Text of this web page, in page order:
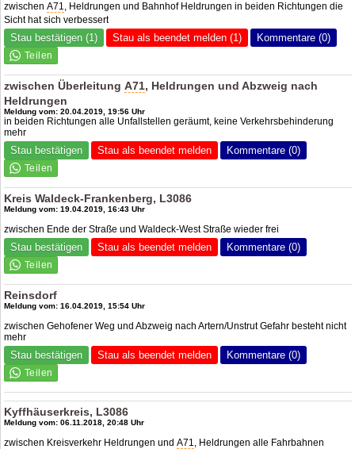
zwischenA71, Heldrungen und Bahnhof Heldrungen in beiden Richtungen die
Sicht hat sich verbessert
Stau bestätigen (1) Stau als beendet melden (1) Kommentare (0)
zwischen ÜberleitungA71, Heldrungen und Abzweig nach
Heldrungen
Meldung vom: 20.04.2019, 19:56 Uhr
in beiden Richtungen alle Unfallstellen geräumt, keine Verkehrsbehinderung
mehr
Stau bestätigen Stau als beendet melden Kommentare (0)
Kreis Waldeck-Frankenberg, L3086
Meldung vom: 19.04.2019, 16:43 Uhr
zwischen Ende der Straße und Waldeck-West Straße wieder frei
Stau bestätigen Stau als beendet melden Kommentare (0)
Reinsdorf
Meldung vom: 16.04.2019, 15:54 Uhr
zwischen Gehofener Weg und Abzweig nach Artern/Unstrut Gefahr besteht nicht
mehr
Stau bestätigen Stau als beendet melden Kommentare (0)
Kyffhäuserkreis, L3086
Meldung vom: 06.11.2018, 20:48 Uhr
zwischen Kreisverkehr Heldrungen undA71, Heldrungen alle Fahrbahnen